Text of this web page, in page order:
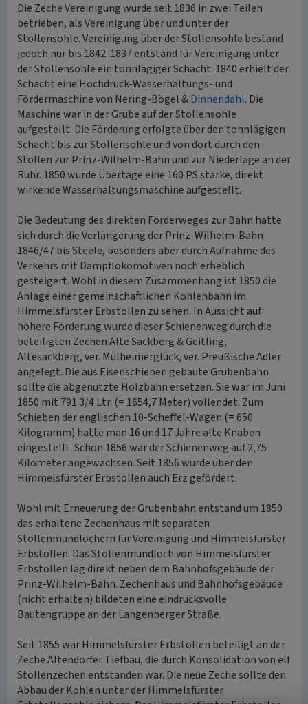
Die Zeche Vereinigung wurde seit 1836 in zwei Teilen
betrieben, als Vereinigung über und unter der
Stollensohle. Vereinigung über der Stollensohle bestand
jedoch nur bis 1842. 1837 entstand für Vereinigung unter
der Stollensohle ein tonnlägiger Schacht. 1840 erhielt der
Schacht eine Hochdruck-Wasserhaltungs- und
Fördermaschine von Nering-Bögel &Dinnendahl. Die
Maschine war in der Grube auf der Stollensohle
aufgestellt. Die Förderung erfolgte über den tonnlägigen
Schacht bis zur Stollensohle und von dort durch den
Stollen zur Prinz-Wilhelm-Bahn und zur Niederlage an der
Ruhr. 1850 wurde Übertage eine 160 PS starke, direkt
wirkende Wasserhaltungsmaschine aufgestellt.
Die Bedeutung des direkten Förderweges zur Bahn hatte
sich durch die Verlängerung der Prinz-Wilhelm-Bahn
1846/47 bis Steele, besonders aber durch Aufnahme des
Verkehrs mit Dampflokomotiven noch erheblich
gesteigert. Wohl in diesem Zusammenhang ist 1850 die
Anlage einer gemeinschaftlichen Kohlenbahn im
Himmelsfürster Erbstollen zu sehen. In Aussicht auf
höhere Förderung wurde dieser Schienenweg durch die
beteiligten Zechen Alte Sackberg & Geitling,
Altesackberg, ver. Mülheimerglück, ver. Preußische Adler
angelegt. Die aus Eisenschienen gebaute Grubenbahn
sollte die abgenutzte Holzbahn ersetzen. Sie war im Juni
1850 mit 791 3/4 Ltr. (= 1654,7 Meter) vollendet. Zum
Schieben der englischen 10-Scheffel-Wagen (= 650
Kilogramm) hatte man 16 und 17 Jahre alte Knaben
eingestellt. Schon 1856 war der Schienenweg auf 2,75
Kilometer angewachsen. Seit 1856 wurde über den
Himmelsfürster Erbstollen auch Erz gefördert.
Wohl mit Erneuerung der Grubenbahn entstand um 1850
das erhaltene Zechenhaus mit separaten
Stollenmundlöchern für Vereinigung und Himmelsfürster
Erbstollen. Das Stollenmundloch von Himmelsfürster
Erbstollen lag direkt neben dem Bahnhofsgebäude der
Prinz-Wilhelm-Bahn. Zechenhaus und Bahnhofsgebäude
(nicht erhalten) bildeten eine eindrucksvolle
Bautengruppe an der Langenberger Straße.
Seit 1855 war Himmelsfürster Erbstollen beteiligt an der
Zeche Altendorfer Tiefbau, die durch Konsolidation von elf
Stollenzechen entstanden war. Die neue Zeche sollte den
Abbau der Kohlen unter der Himmelsfürster